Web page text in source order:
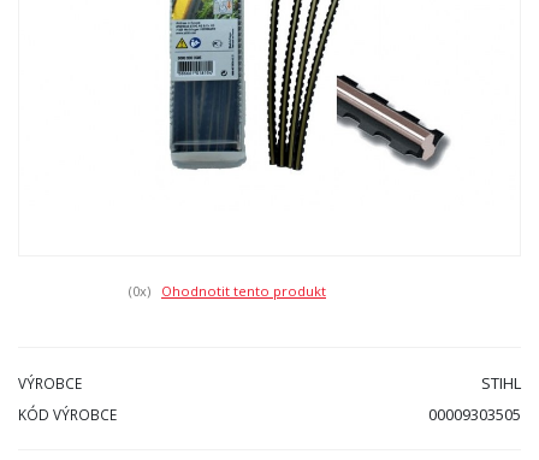
(0x) Ohodnotit tento produkt
VÝROBCE STIHL
KÓD VÝROBCE 00009303505